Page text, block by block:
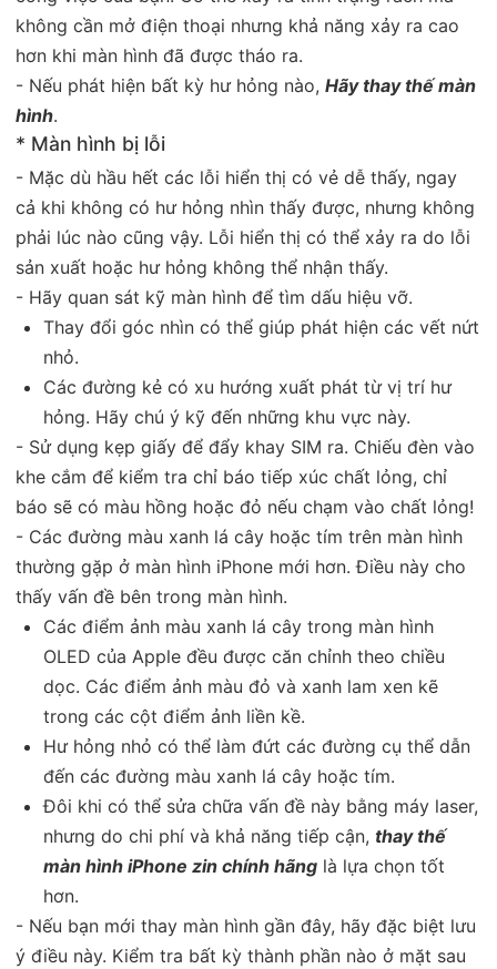
không cần mở điện thoại nhưng khả năng xảy ra cao
hơn khi màn hình đã được tháo ra.
- Nếu phát hiện bất kỳ hư hỏng nào, Hãy thay thế màn
hình.
* Màn hình bị lỗi
- Mặc dù hầu hết các lỗi hiển thị có vẻ dễ thấy, ngay
cả khi không có hư hỏng nhìn thấy được, nhưng không
phải lúc nào cũng vậy. Lỗi hiển thị có thể xảy ra do lỗi
sản xuất hoặc hư hỏng không thể nhận thấy.
- Hãy quan sát kỹ màn hình để tìm dấu hiệu vỡ.
Thay đổi góc nhìn có thể giúp phát hiện các vết nứt
nhỏ.
Các đường kẻ có xu hướng xuất phát từ vị trí hư
hỏng. Hãy chú ý kỹ đến những khu vực này.
- Sử dụng kẹp giấy để đẩy khay SIM ra. Chiếu đèn vào
khe cắm để kiểm tra chỉ báo tiếp xúc chất lỏng, chỉ
báo sẽ có màu hồng hoặc đỏ nếu chạm vào chất lỏng!
- Các đường màu xanh lá cây hoặc tím trên màn hình
thường gặp ở màn hình iPhone mới hơn. Điều này cho
thấy vấn đề bên trong màn hình.
Các điểm ảnh màu xanh lá cây trong màn hình
OLED của Apple đều được căn chỉnh theo chiều
dọc. Các điểm ảnh màu đỏ và xanh lam xen kẽ
trong các cột điểm ảnh liền kề.
Hư hỏng nhỏ có thể làm đứt các đường cụ thể dẫn
đến các đường màu xanh lá cây hoặc tím.
Đôi khi có thể sửa chữa vấn đề này bằng máy laser,
nhưng do chi phí và khả năng tiếp cận, thay thế
màn hình iPhone zin chính hãng là lựa chọn tốt
hơn.
- Nếu bạn mới thay màn hình gần đây, hãy đặc biệt lưu
ý điều này. Kiểm tra bất kỳ thành phần nào ở mặt sau